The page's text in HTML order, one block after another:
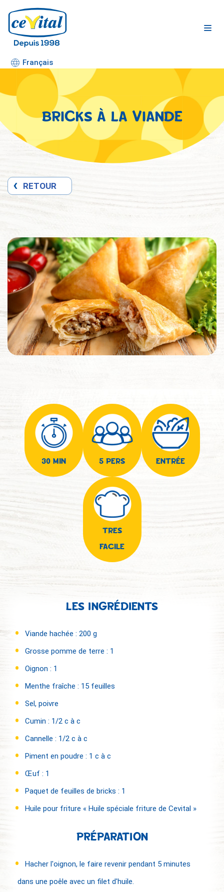
Aller
au
Français
BRICKS À LA VIANDE
RETOUR
30 MIN 5 PERS ENTRÉE
TRES
FACILE
LES INGRÉDIENTS
Viande hachée : 200 g
Grosse pomme de terre : 1
Oignon : 1
Menthe fraîche : 15 feuilles
Sel, poivre
Cumin : 1/2 c à c
Cannelle : 1/2 c à c
Piment en poudre : 1 c à c
Œuf : 1
Paquet de feuilles de bricks : 1
Huile pour friture « Huile spéciale friture de Cevital »
PRÉPARATION
Hacher l'oignon, le faire revenir pendant 5 minutes
dans une poêle avec un filet d'huile.